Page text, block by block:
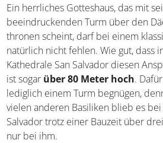
Ein herrliches Gotteshaus, das mit
beeindruckenden Turm über den
thronen scheint, darf bei einem
natürlich nicht fehlen. Wie gut, dass
Kathedrale San Salvador diesen
ist sogar über 80 Meter hoch.
lediglich einem Turm begnügen,
vielen anderen Basiliken blieb es
Salvador trotz einer Bauzeit über
nur bei ihm.